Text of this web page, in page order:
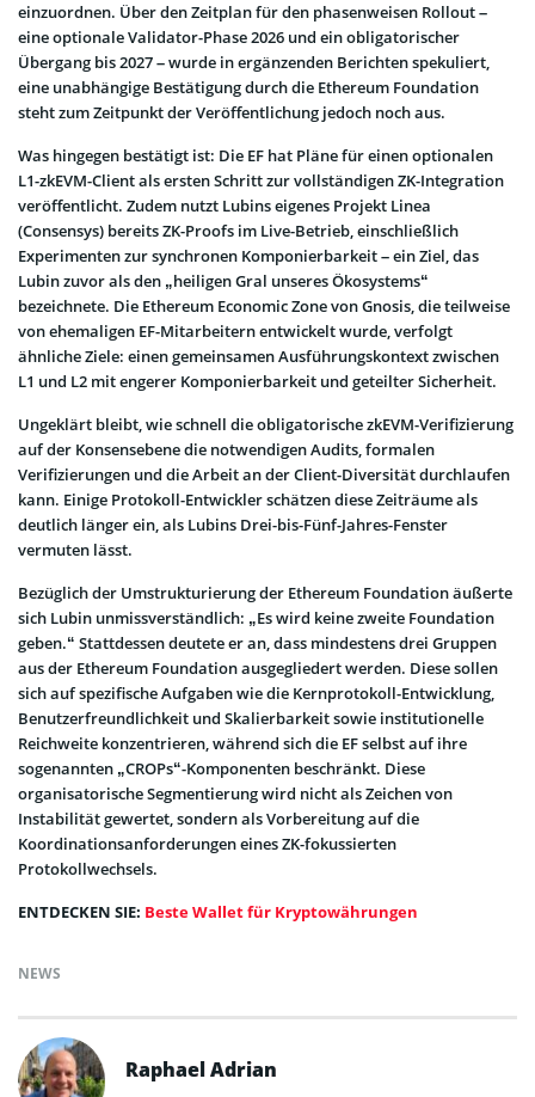
einzuordnen. Über den Zeitplan für den phasenweisen Rollout –
eine optionale Validator-Phase 2026 und ein obligatorischer
Übergang bis 2027 – wurde in ergänzenden Berichten spekuliert,
eine unabhängige Bestätigung durch die Ethereum Foundation
steht zum Zeitpunkt der Veröffentlichung jedoch noch aus.
Was hingegen bestätigt ist: Die EF hat Pläne für einen optionalen
L1-zkEVM-Client als ersten Schritt zur vollständigen ZK-Integration
veröffentlicht. Zudem nutzt Lubins eigenes Projekt Linea
(Consensys) bereits ZK-Proofs im Live-Betrieb, einschließlich
Experimenten zur synchronen Komponierbarkeit – ein Ziel, das
Lubin zuvor als den „heiligen Gral unseres Ökosystems“
bezeichnete. Die Ethereum Economic Zone von Gnosis, die teilweise
von ehemaligen EF-Mitarbeitern entwickelt wurde, verfolgt
ähnliche Ziele: einen gemeinsamen Ausführungskontext zwischen
L1 und L2 mit engerer Komponierbarkeit und geteilter Sicherheit.
Ungeklärt bleibt, wie schnell die obligatorische zkEVM-Verifizierung
auf der Konsensebene die notwendigen Audits, formalen
Verifizierungen und die Arbeit an der Client-Diversität durchlaufen
kann. Einige Protokoll-Entwickler schätzen diese Zeiträume als
deutlich länger ein, als Lubins Drei-bis-Fünf-Jahres-Fenster
vermuten lässt.
Bezüglich der Umstrukturierung der Ethereum Foundation äußerte
sich Lubin unmissverständlich: „Es wird keine zweite Foundation
geben.“ Stattdessen deutete er an, dass mindestens drei Gruppen
aus der Ethereum Foundation ausgegliedert werden. Diese sollen
sich auf spezifische Aufgaben wie die Kernprotokoll-Entwicklung,
Benutzerfreundlichkeit und Skalierbarkeit sowie institutionelle
Reichweite konzentrieren, während sich die EF selbst auf ihre
sogenannten „CROPs“-Komponenten beschränkt. Diese
organisatorische Segmentierung wird nicht als Zeichen von
Instabilität gewertet, sondern als Vorbereitung auf die
Koordinationsanforderungen eines ZK-fokussierten
Protokollwechsels.
ENTDECKEN SIE: Beste Wallet für Kryptowährungen
NEWS
Raphael Adrian